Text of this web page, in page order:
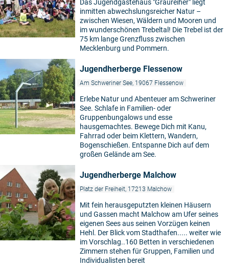
Das Jugendgästehaus "Graureiher" liegt
inmitten abwechslungsreicher Natur –
zwischen Wiesen, Wäldern und Mooren und
im wunderschönen Trebeltal! Die Trebel ist der
75 km lange Grenzfluss zwischen
Mecklenburg und Pommern.
Jugendherberge Flessenow
Am Schweriner See, 19067 Flessenow
Erlebe Natur und Abenteuer am Schweriner
See. Schlafe in Familien- oder
Gruppenbungalows und esse
hausgemachtes. Bewege Dich mit Kanu,
Fahrrad oder beim Klettern, Wandern,
Bogenschießen. Entspanne Dich auf dem
großen Gelände am See.
Jugendherberge Malchow
Platz der Freiheit, 17213 Malchow
Mit fein herausgeputzten kleinen Häusern
und Gassen macht Malchow am Ufer seines
eigenen Sees aus seinen Vorzügen keinen
Hehl. Der Blick vom Stadthafen..... weiter wie
im Vorschlag..160 Betten in verschiedenen
Zimmern stehen für Gruppen, Familien und
Individualisten bereit